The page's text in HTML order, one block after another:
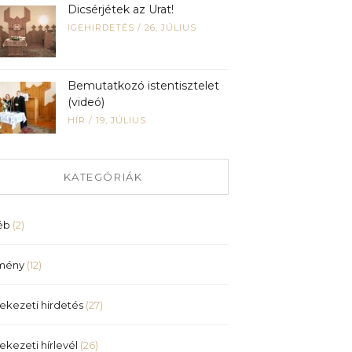
Dicsérjétek az Urat!
IGEHIRDETÉS / 26, JÚLIUS
Bemutatkozó istentisztelet
(videó)
HÍR / 19, JÚLIUS
KATEGÓRIÁK
(2)
(12)
hirdetés (27)
hírlevél (26)